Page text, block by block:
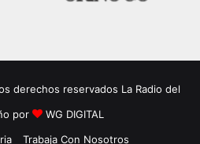
derechos reservados La Radio del
por
WG DIGITAL
Trabaja Con Nosotros